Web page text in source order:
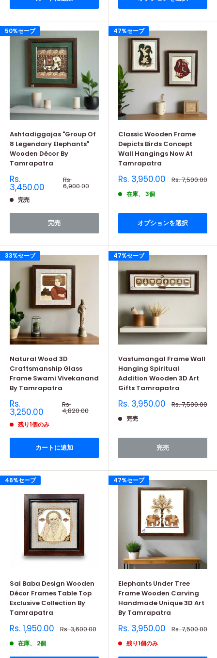
50%セーブ
Ashtadiggajas "Group Of
8 Legendary Elephants"
Wooden Décor By
Tamrapatra
販
売
価
格
Rs.
3,450.00
通
常
価
Rs.
6,900.00
完売
完売
47%セーブ
Classic Wooden Frame
Depicts Birds Concept
Wall Hangings Now At
Tamrapatra
販
価
Rs. 3,950.00 通
Rs. 7,500.00
在庫、 3個
オプションを選択
33%セーブ
Natural Wood 3D
Craftsmanship Glass
Frame Swami Vivekanand
By Tamrapatra
販
売
価
格
Rs.
3,250.00
通
常
価
Rs.
4,820.00
残り1個のみ
カートに追加
47%セーブ
Vastumangal Frame Wall
Hanging Spiritual
Addition Wooden 3D Art
Gifts Tamrapatra
販
価
Rs. 3,950.00 通
Rs. 7,500.00
完売
完売
46%セーブ
Sai Baba Design Wooden
Décor Frames Table Top
Exclusive Collection By
Tamrapatra
販
価
Rs. 1,950.00 通
Rs. 3,600.00
在庫、 2個
47%セーブ
Elephants Under Tree
Frame Wooden Carving
Handmade Unique 3D Art
By Tamrapatra
販
価
Rs. 3,950.00 通
Rs. 7,500.00
残り1個のみ